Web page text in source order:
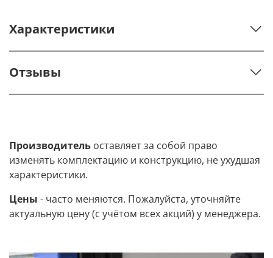
Характеристики
Отзывы
Производитель оставляет за собой право
изменять комплектацию и конструкцию, не ухудшая
характеристики.
Цены - часто меняются. Пожалуйста, уточняйте
актуальную цену (с учётом всех акций) у менеджера.